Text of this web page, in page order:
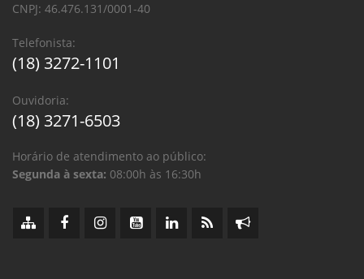
CNPJ: 46.476.131/0001-40
Telefonista:
(18) 3272-1101
Ouvidoria:
(18) 3271-6503
Horário de atendimento ao público:
Segunda à sexta: 08:00h às 16:30h